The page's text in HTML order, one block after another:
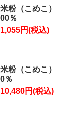
米粉（こめこ
00％
1,055円(税込)
米粉（こめこ
0％
10,480円(税込)